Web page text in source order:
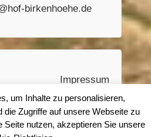
birkenhoehe.de
Impressum
Datenschutzerklärung
um Inhalte zu personalisieren,
die Zugriffe auf unsere Webseite zu
Seite nutzen, akzeptieren Sie unsere